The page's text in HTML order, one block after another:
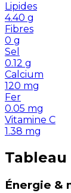
Lipides
4.40 g
Fibres
0 g
Sel
0.12 g
Calcium
120 mg
Fer
0.05 mg
Vitamine C
1.38 mg
Énergie &